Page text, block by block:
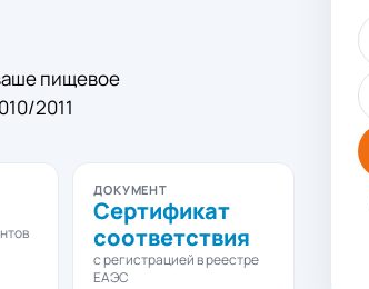
пищевое
2011
ДОКУМЕНТ
Сертификат
соответствия
с регистрацией в реестре
ЕАЭС